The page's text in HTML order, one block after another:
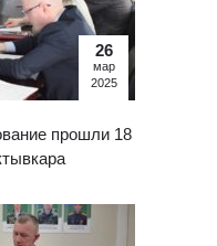
прошли 18
26
мар
2025